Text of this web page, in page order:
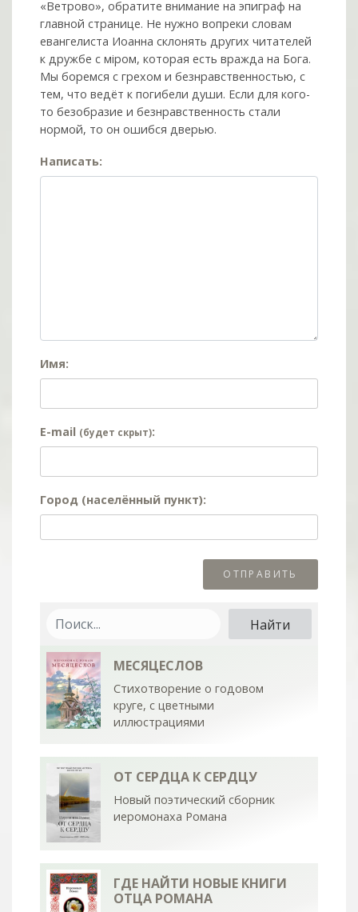
«Ветрово», обратите внимание на эпиграф на
главной странице. Не нужно вопреки словам
евангелиста Иоанна склонять других читателей
к дружбе с мiром, которая есть вражда на Бога.
Мы боремся с грехом и без­нрав­ствен­ностью, с
тем, что ведёт к погибели души. Если для кого-
то безобразие и безнравственность стали
нормой, то он ошибся дверью.
Написать:
Имя:
E-mail (будет скрыт):
Город (населённый пункт):
МЕСЯЦЕСЛОВ
Стихотворение о годовом
круге, с цветными
иллюстрациями
ОТ СЕРДЦА К СЕРДЦУ
Новый поэтический сборник
иеромонаха Романа
ГДЕ НАЙТИ НОВЫЕ КНИГИ
ОТЦА РОМАНА